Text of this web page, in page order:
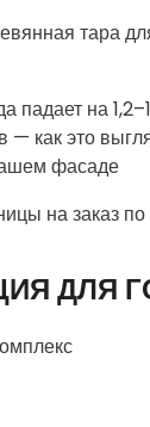
тара
падает на
— как это
фасаде
на заказ
ДЛЯ